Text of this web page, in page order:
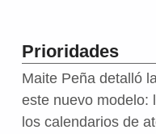
Prioridades
Maite Peña detalló
este nuevo modelo:
los calendarios de